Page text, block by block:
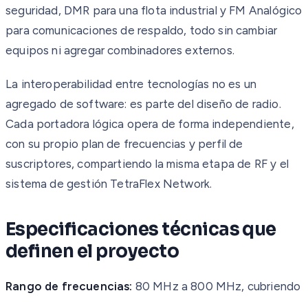
seguridad, DMR para una flota industrial y FM Analógico
para comunicaciones de respaldo, todo sin cambiar
equipos ni agregar combinadores externos.
La interoperabilidad entre tecnologías no es un
agregado de software: es parte del diseño de radio.
Cada portadora lógica opera de forma independiente,
con su propio plan de frecuencias y perfil de
suscriptores, compartiendo la misma etapa de RF y el
sistema de gestión TetraFlex Network.
Especificaciones técnicas que
definen el proyecto
Rango de frecuencias: 80 MHz a 800 MHz, cubriendo